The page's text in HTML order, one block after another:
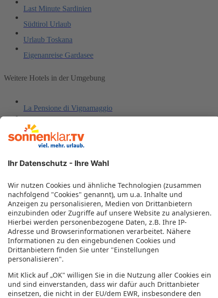
Last Minute Sardinien
Südtirol Urlaub
Urlaub Toskana
Eigenanreise Gardasee
Weitere Hotels in der Umgebung
La Pensione di Vignamaggio
NH Firenze
Il Ciocco
Torrebianca Tuscany
Romantik Hotel Mulino Di Firenze
Boutique Hotel del Corso
Albergo Le Terme
Il Borgo di Villa Castelletti Country Hotel
Sangallo Park Hotel
Meridiana Country Hotel